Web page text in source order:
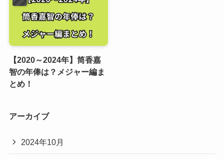
【2020～2024年】筒香嘉
智の年俸は？メジャー編ま
とめ！
アーカイブ
2024年10月